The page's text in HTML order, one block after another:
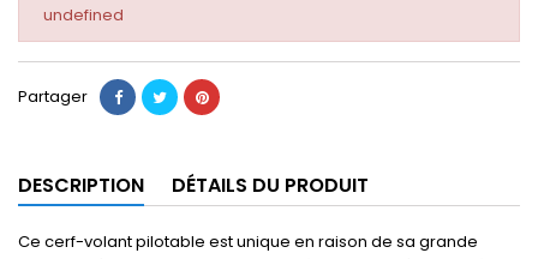
undefined
Partager
DESCRIPTION DÉTAILS DU PRODUIT
Ce cerf-volant pilotable est unique en raison de sa grande